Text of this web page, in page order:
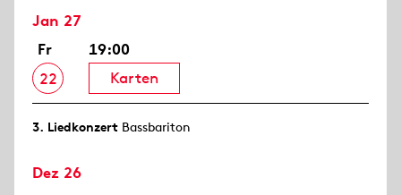
Jan 27
Fr
22
19:00
Karten
3. Lied­konzert Bassbariton
Dez 26